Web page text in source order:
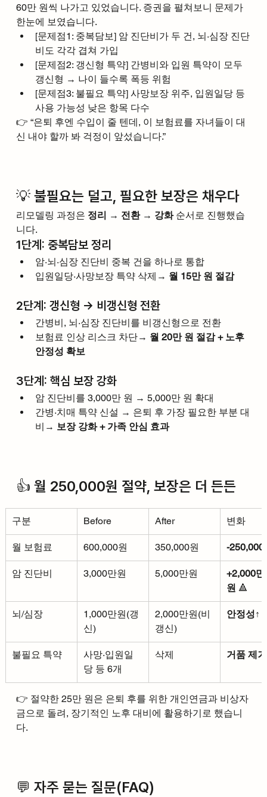
60만 원씩 나가고 있었습니다. 증권을 펼쳐보니 문제가
한눈에 보였습니다.
[문제점1: 중복담보] 암 진단비가 두 건, 뇌·심장 진단
비도 각각 겹쳐 가입
[문제점2: 갱신형 특약] 간병비와 입원 특약이 모두
갱신형 → 나이 들수록 폭등 위험
[문제점3: 불필요 특약] 사망보장 위주, 입원일당 등
사용 가능성 낮은 항목 다수
👉 “은퇴 후엔 수입이 줄 텐데, 이 보험료를 자녀들이 대
신 내야 할까 봐 걱정이 앞섰습니다.”
💡 불필요는 덜고, 필요한 보장은 채우다
리모델링 과정은 정리 → 전환 → 강화 순서로 진행했습
니다.
1단계: 중복담보 정리
암·뇌·심장 진단비 중복 건을 하나로 통합
입원일당·사망보장 특약 삭제→ 월 15만 원 절감
2단계: 갱신형 → 비갱신형 전환
간병비, 뇌·심장 진단비를 비갱신형으로 전환
보험료 인상 리스크 차단→ 월 20만 원 절감 + 노후
안정성 확보
3단계: 핵심 보장 강화
암 진단비를 3,000만 원 → 5,000만 원 확대
간병·치매 특약 신설 → 은퇴 후 가장 필요한 부분 대
비→ 보장 강화 + 가족 안심 효과
👍 월 250,000원 절약, 보장은 더 든든
구분 Before After 변화
월 보험료 600,000원 350,000원 -250,000
암 진단비 3,000만원 5,000만원
+2,000만
원 🔺
뇌/심장
1,000만원(갱
신)
2,000만원(비
갱신)
안정성↑
불필요 특약
사망·입원일
당 등 6개
삭제 거품 제거
👉 절약한 25만 원은 은퇴 후를 위한 개인연금과 비상자
금으로 돌려, 장기적인 노후 대비에 활용하기로 했습니
다.
💬 자주 묻는 질문(FAQ)